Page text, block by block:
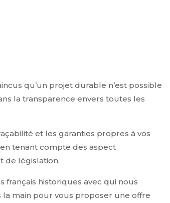
qu’un projet durable n’est possible
la transparence envers toutes les
et les garanties propres à vos
tenant compte des aspect
de législation.
français historiques avec qui nous
la main pour vous proposer une offre